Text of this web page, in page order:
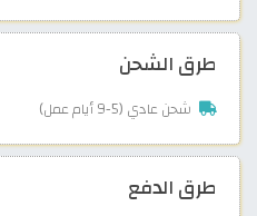
طرق الشحن
شحن عادي (5-9 أيام عمل)
طرق الدفع